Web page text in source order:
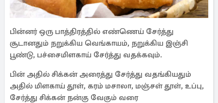
பின்னர் ஒரு பாத்திரத்தில் எண்ணெய் சேர்த்து
சூடானதும் நறுக்கிய வெங்காயம், நறுக்கிய இஞ்சி
பூண்டு, பச்சைமிளகாய் சேர்த்து வதக்கவும்.
பின் அதில் சிக்கன் அரைத்து சேர்த்து வதங்கியதும்
அதில் மிளகாய் தூள், கரம் மசாலா, மஞ்சள் தூள், உப்பு,
சேர்த்து சிக்கன் நன்கு வேகும் வரை